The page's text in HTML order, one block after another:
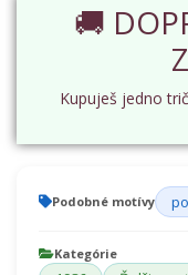
🚚
Kupuješ jedno
Podobné motívy
Kategórie